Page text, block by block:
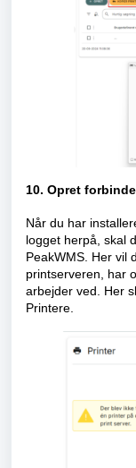
10. Opret
Når du har
logget herpå, skal
PeakWMS. Her vil
printserveren, har
arbejder ved. Her
Printere.